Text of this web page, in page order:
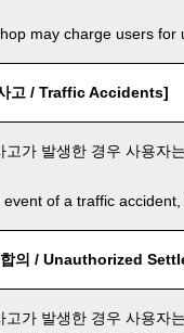
may charge users for
고 / Traffic Accidents]
고가 발생한 경우 사용자
event of a traffic
의 / Unauthorized
고가 발생한 경우 사용자